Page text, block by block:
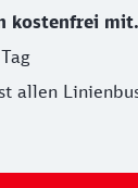
kostenfrei mit.
allen